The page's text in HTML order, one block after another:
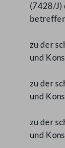
(7428/J)
zu der
und
zu der
und
zu der
und